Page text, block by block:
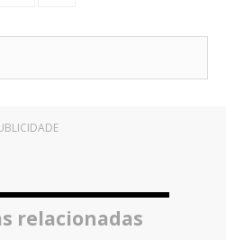
relacionadas